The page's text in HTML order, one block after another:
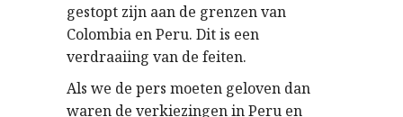
gestopt zijn aan de grenzen van
Colombia en Peru. Dit is een
verdraaiing van de feiten.
Als we de pers moeten geloven dan
waren de verkiezingen in Peru en